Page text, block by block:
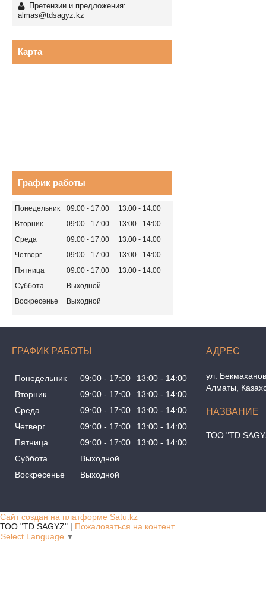
Претензии и предложения:
almas@tdsagyz.kz
Карта
График работы
Понедельник 09:00 17:00 13:00
14:00
Вторник
09:00 17:00 13:00
14:00
Среда
09:00 17:00 13:00
14:00
Четверг
09:00 17:00 13:00
14:00
Пятница
09:00 17:00 13:00
14:00
Суббота
Выходной
Воскресенье
Выходной
ГРАФИК РАБОТЫ
Понедельник 09:00 17:00 13:00
14:00
Вторник
09:00 17:00 13:00
14:00
Среда
09:00 17:00 13:00
14:00
Четверг
09:00 17:00 13:00
14:00
Пятница
09:00 17:00 13:00
14:00
Суббота
Выходной
Воскресенье
Выходной
ул.
Алматы,
ТОО "TD
Сайт создан на платформе Satu.kz
ТОО "TD SAGYZ" | Пожаловаться на контент
Select Language ▼